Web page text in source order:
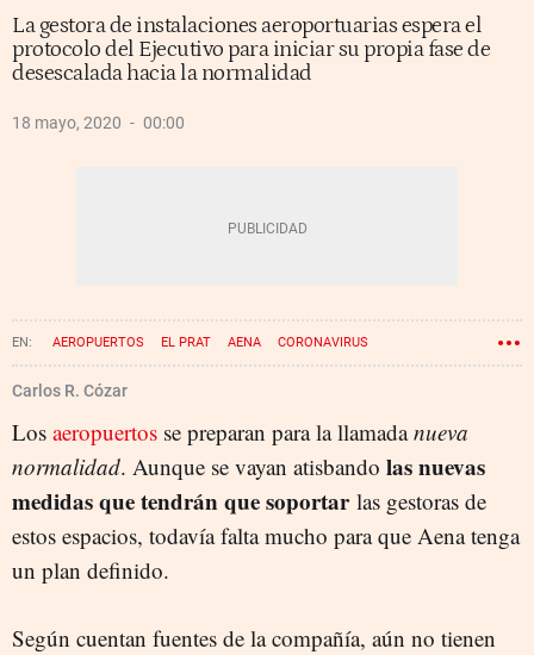
La gestora de instalaciones aeroportuarias espera el
protocolo del Ejecutivo para iniciar su propia fase de
desescalada hacia la normalidad
18 mayo, 2020 00:00
AEROPUERTOS EL PRAT AENA CORONAVIRUS
ESTADO DE ALARMA
Carlos R. Cózar
Los aeropuertos se preparan para la llamadanueva
normalidad. Aunque se vayan atisbando las nuevas
medidas que tendrán que soportarlas gestoras de
estos espacios, todavía falta mucho para que Aena tenga
un plan definido.
Según cuentan fuentes de la compañía, aún no tienen